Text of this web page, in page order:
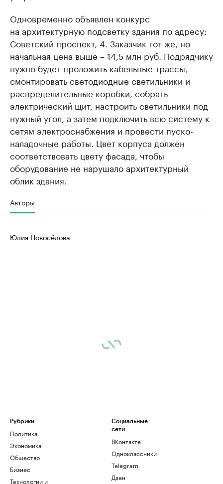
Одновременно объявлен конкурс
на архитектурную подсветку здания по адресу:
Советский проспект, 4. Заказчик тот же, но
начальная цена выше – 14,5 млн руб. Подрядчику
нужно будет проложить кабельные трассы,
смонтировать светодиодные светильники и
распределительные коробки, собрать
электрический щит, настроить светильники под
нужный угол, а затем подключить всю систему к
сетям электроснабжения и провести пуско-
наладочные работы. Цвет корпуса должен
соответствовать цвету фасада, чтобы
оборудование не нарушало архитектурный
облик здания.
Авторы
Юлия Новосёлова
Рубрики
Политика
Экономика
Общество
Бизнес
Технологии и
Социальные
сети
ВКонтакте
Одноклассники
Telegram
Дзен